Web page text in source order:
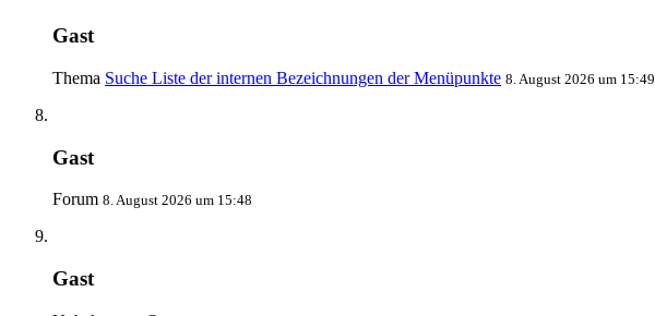
Gast
Thema Suche Liste der internen Bezeichnungen der Menüpunkte 8. August 2026 um 15:49
Gast
Forum 8. August 2026 um 15:48
Gast